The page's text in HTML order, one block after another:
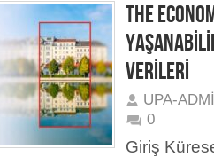
THE
VERİLERİ
UPA-
0
Giriş